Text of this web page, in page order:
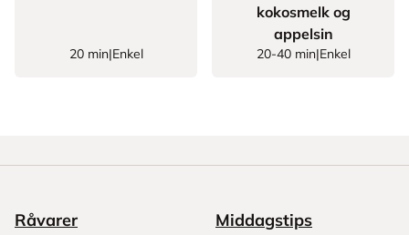
20 min|Enkel
kokosmelk og
appelsin
20-40 min|Enkel
Råvarer Middagstips